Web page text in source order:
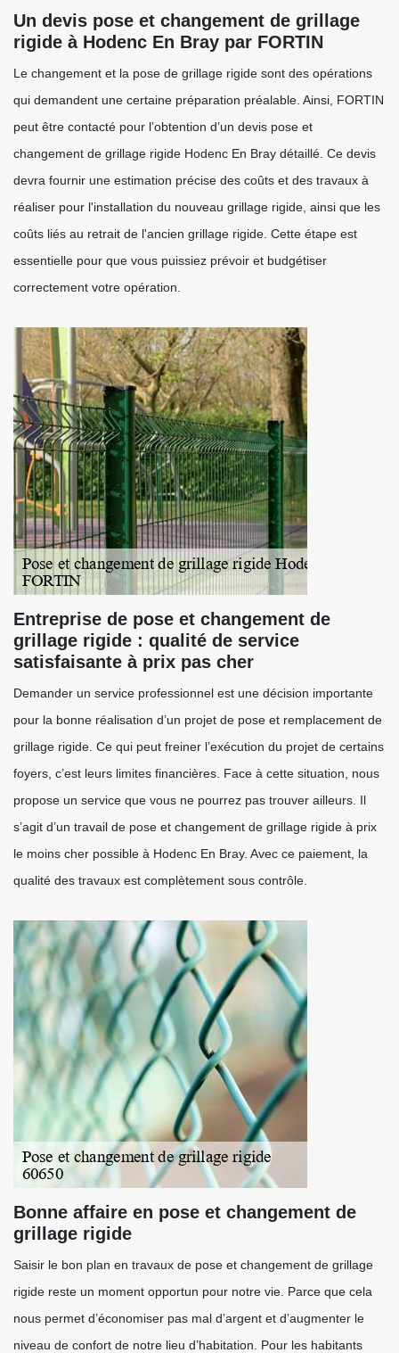
Un devis pose et changement de grillage
rigide à Hodenc En Bray par FORTIN
Le changement et la pose de grillage rigide sont des opérations
qui demandent une certaine préparation préalable. Ainsi, FORTIN
peut être contacté pour l’obtention d’un devis pose et
changement de grillage rigide Hodenc En Bray détaillé. Ce devis
devra fournir une estimation précise des coûts et des travaux à
réaliser pour l'installation du nouveau grillage rigide, ainsi que les
coûts liés au retrait de l'ancien grillage rigide. Cette étape est
essentielle pour que vous puissiez prévoir et budgétiser
correctement votre opération.
Entreprise de pose et changement de
grillage rigide : qualité de service
satisfaisante à prix pas cher
Demander un service professionnel est une décision importante
pour la bonne réalisation d’un projet de pose et remplacement de
grillage rigide. Ce qui peut freiner l’exécution du projet de certains
foyers, c’est leurs limites financières. Face à cette situation, nous
propose un service que vous ne pourrez pas trouver ailleurs. Il
s’agit d’un travail de pose et changement de grillage rigide à prix
le moins cher possible à Hodenc En Bray. Avec ce paiement, la
qualité des travaux est complètement sous contrôle.
Bonne affaire en pose et changement de
grillage rigide
Saisir le bon plan en travaux de pose et changement de grillage
rigide reste un moment opportun pour notre vie. Parce que cela
nous permet d’économiser pas mal d’argent et d’augmenter le
niveau de confort de notre lieu d’habitation. Pour les habitants